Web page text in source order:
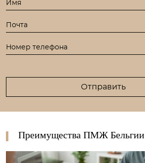
Преимущества ПМЖ Бельгии